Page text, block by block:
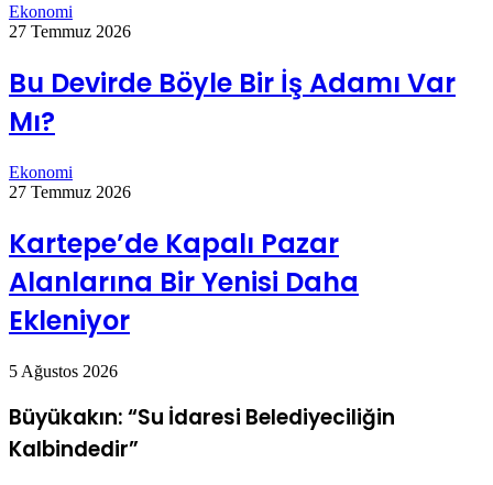
Ekonomi
27 Temmuz 2026
Bu Devirde Böyle Bir İş Adamı Var
Mı?
Ekonomi
27 Temmuz 2026
Kartepe’de Kapalı Pazar
Alanlarına Bir Yenisi Daha
Ekleniyor
5 Ağustos 2026
Büyükakın: “Su İdaresi Belediyeciliğin
Kalbindedir”